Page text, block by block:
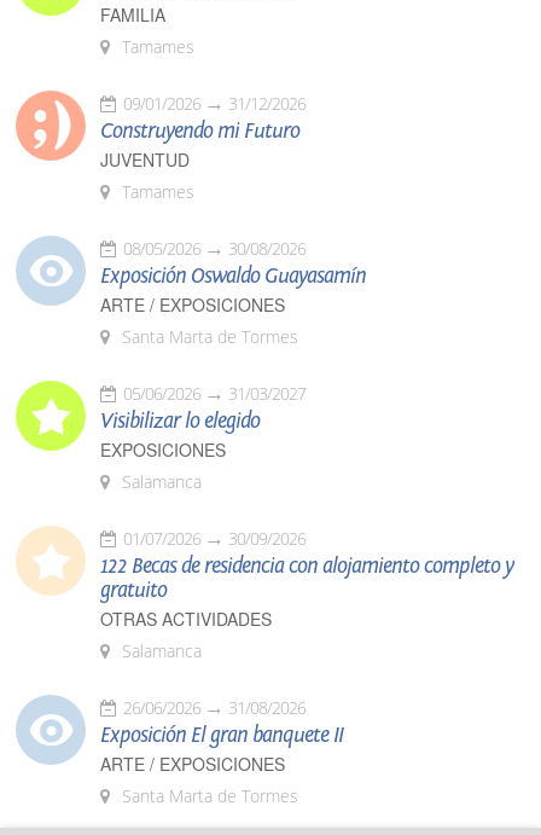
FAMILIA
Tamames
09/01/2026 31/12/2026
Construyendo mi Futuro
JUVENTUD
Tamames
08/05/2026 30/08/2026
Exposición Oswaldo Guayasamín
ARTE / EXPOSICIONES
Santa Marta de Tormes
05/06/2026 31/03/2027
Visibilizar lo elegido
EXPOSICIONES
Salamanca
01/07/2026 30/09/2026
122 Becas de residencia con alojamiento completo y
gratuito
OTRAS ACTIVIDADES
Salamanca
26/06/2026 31/08/2026
Exposición El gran banquete II
ARTE / EXPOSICIONES
Santa Marta de Tormes